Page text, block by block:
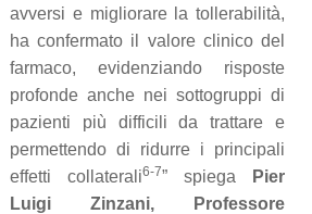
avversi e migliorare la tollerabilità,
ha confermato il valore clinico del
farmaco, evidenziando risposte
profonde anche nei sottogruppi di
pazienti più difficili da trattare e
permettendo di ridurre i principali
effetti collaterali6-7” spiega Pier
Luigi Zinzani, Professore